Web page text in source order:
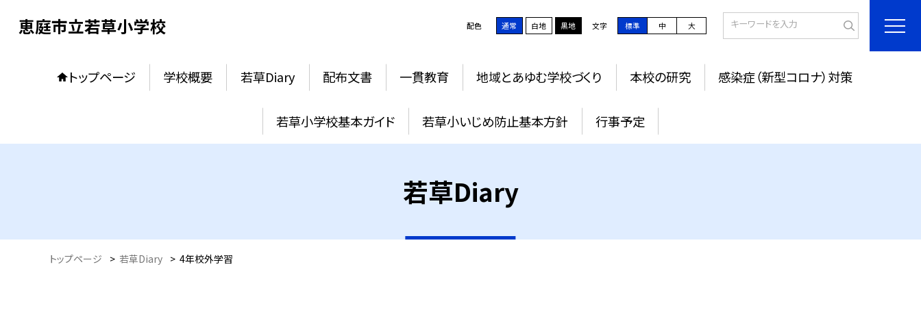
恵庭市立若草小学校 配色 通常 白地 黒地 文字 標準 中 大
トップページ 学校概要 若草Diary 配布文書 一貫教育 地域とあゆむ学校づくり 本校の研究 感染症（新型コロナ）対策
若草小学校基本ガイド 若草小いじめ防止基本方針 行事予定
若草Diary
トップページ > 若草Diary > 4年校外学習